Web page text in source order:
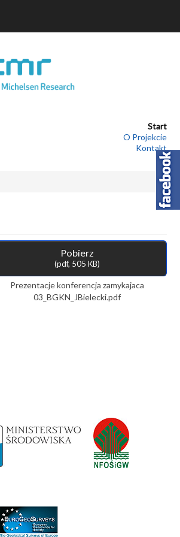
Start
O Projekcie
Kontakt
Pobierz
(pdf, 505 KB)
Prezentacje konferencja zamykajaca
03_BGKN_JBielecki.pdf